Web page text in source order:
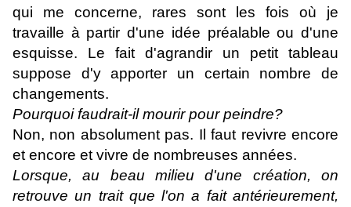
qui me concerne, rares sont les fois où je
travaille à partir d'une idée préalable ou d'une
esquisse. Le fait d'agrandir un petit tableau
suppose d'y apporter un certain nombre de
changements.
Pourquoi faudrait-il mourir pour peindre?
Non, non absolument pas. Il faut revivre encore
et encore et vivre de nombreuses années.
Lorsque, au beau milieu d'une création, on
retrouve un trait que l'on a fait antérieurement,